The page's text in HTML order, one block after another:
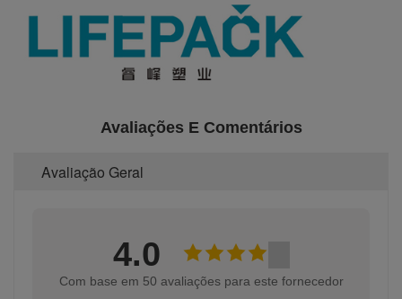
Avaliações E Comentários
Avaliação Geral
4.0
Com base em 50 avaliações para este fornecedor